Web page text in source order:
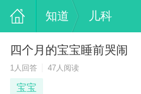
知道 儿科
四个月的宝宝睡前哭闹
1人回答 47人阅读
宝宝